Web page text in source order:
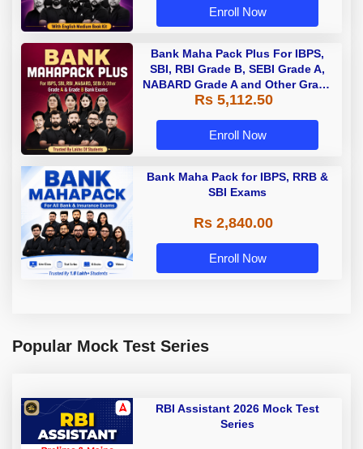
Enroll Now
Bank Maha Pack Plus For IBPS,
SBI, RBI Grade B, SEBI Grade A,
NABARD Grade A and Other Grade
A & Grade B Bank Exams
Rs 5,112.50
Enroll Now
Bank Maha Pack for IBPS, RRB &
SBI Exams
Rs 2,840.00
Enroll Now
Popular Mock Test Series
RBI Assistant 2026 Mock Test
Series